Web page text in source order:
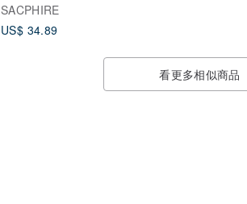
SACPHIRE
US$ 34.89
看更多相似商品